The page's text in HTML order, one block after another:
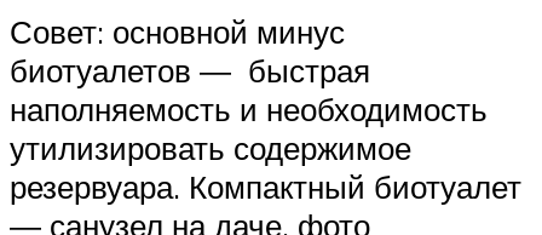
Совет: основной минус
биотуалетов ― быстрая
наполняемость и необходимость
утилизировать содержимое
резервуара. Компактный биотуалет
― санузел на даче, фото